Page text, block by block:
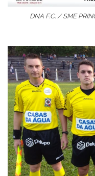
DNA F.C. / SME